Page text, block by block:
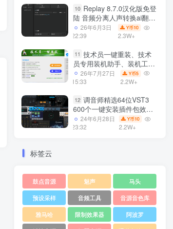
10 Replay 8.7.0汉化版免登
陆 音频分离人声转换ai翻唱
支持50系显卡 一键安装
WiN
26年6月3日
22:39
Y币10
2.3W+
11 技术员一键重装、技术
员专用装机助手、装机工
具、电脑系统装机软件丶一
键安装系统
26年7月27日
15:33
Y币5
2.2W+
12 调音师精选64位VST3
600个一键安装插件包效果
器集合10G WiN
24年6月28日
23:32
Y币10
2.2W+
标签云
鼓点音源 魅声
马头
预设采样
音频工具
音源音色库
雅马哈
限制效果器
阿波罗